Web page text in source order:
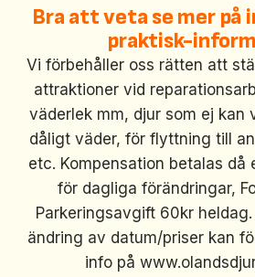
Bra att veta se mer på
praktisk-
Vi förbehåller oss rätten att
attraktioner vid
väderlek mm, djur som ej kan
dåligt väder, för flyttning till
etc. Kompensation betalas då
för dagliga förändringar,
Parkeringsavgift 60kr
ändring av datum/priser kan
info på